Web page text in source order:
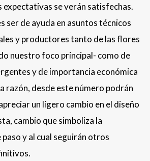
expectativas se verán satisfechas.
ser de ayuda en asuntos técnicos
y productores tanto de las flores
nuestro foco principal- como de
y de importancia económica
razón, desde este número podrán
un ligero cambio en el diseño
cambio que simboliza la
y al cual seguirán otros